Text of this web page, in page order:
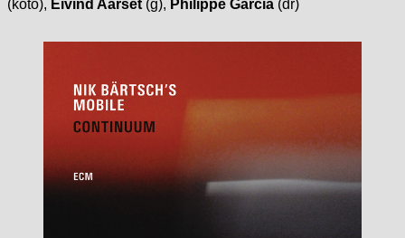
(koto), Eivind Aarset (g), Philippe Garcia (dr)